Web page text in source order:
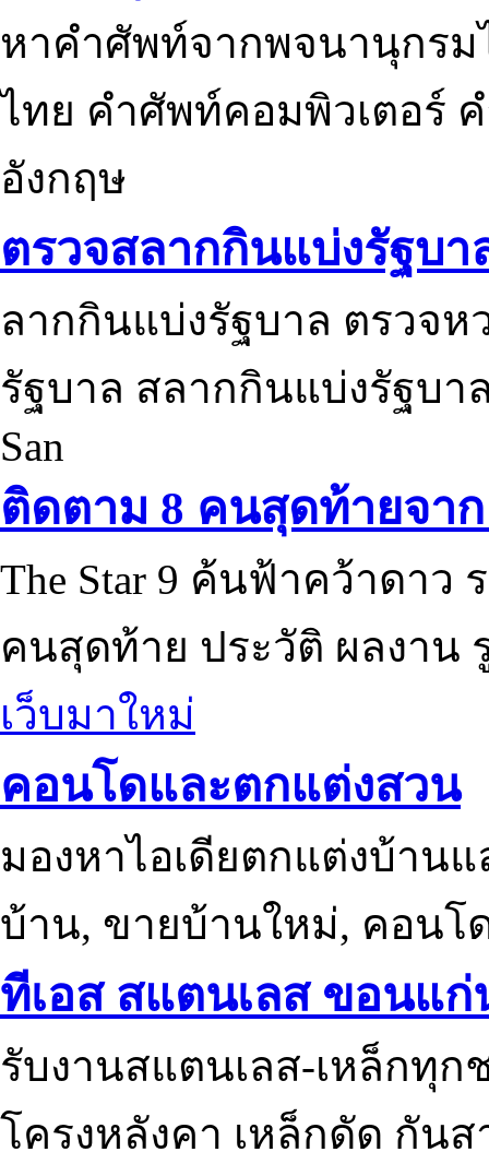
หาคำศัพท์จากพจนานุกรม
ไทย คำศัพท์คอมพิวเตอร์
อังกฤษ
ตรวจสลากกินแบ่งรัฐบา
ลากกินแบ่งรัฐบาล ตรวจ
รัฐบาล สลากกินแบ่งรัฐบา
San
ติดตาม 8 คนสุดท้ายจาก
The Star 9 ค้นฟ้าคว้าดาว
คนสุดท้าย ประวัติ ผลงาน
เว็บมาใหม่
คอนโดและตกแต่งสวน
มองหาไอเดียตกแต่งบ้าน
บ้าน, ขายบ้านใหม่, คอนโ
ทีเอส สแตนเลส ขอนแก่
รับงานสแตนเลส-เหล็กทุ
โครงหลังคา เหล็กดัด กัน